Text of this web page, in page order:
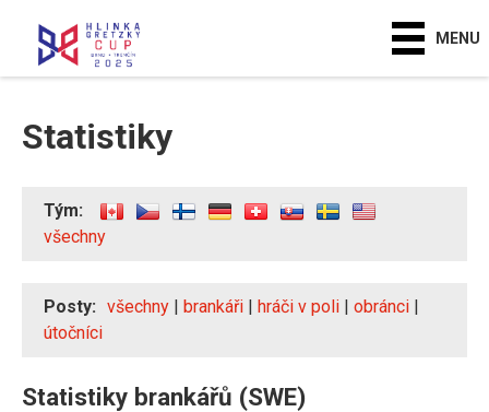
MENU
Statistiky
Tým:
všechny
Posty: všechny | brankáři | hráči v poli | obránci |
útočníci
Statistiky brankářů (SWE)